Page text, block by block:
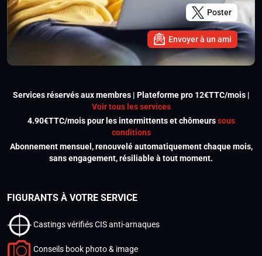
Poster
Envoyer à un ami
Services réservés aux membres | Plateforme pro 12€TTC/mois |
Voir tous les services
4.90€TTC/mois pour les intermittents et chômeurssous
conditions
Abonnement mensuel, renouvelé automatiquement chaque mois,
sans engagement, résiliable à tout moment.
FIGURANTS À VOTRE SERVICE
Castings vérifiés CIS anti-arnaques
Conseils book photo & image